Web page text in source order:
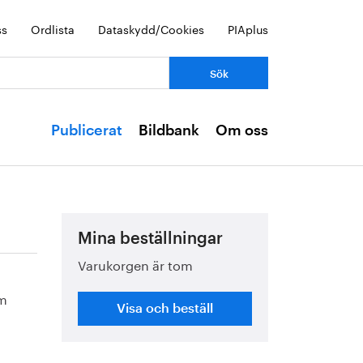
Ordlista Dataskydd/Cookies PIAplus
Publicerat Bildbank Om oss
Mina beställningar
Varukorgen är tom
Visa och beställ